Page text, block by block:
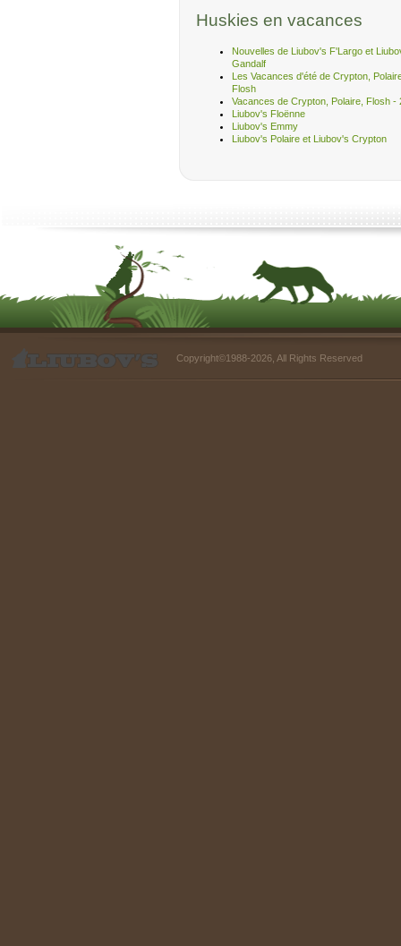
Huskies en vacances
Nouvelles de Liubov's F'Largo et
Gandalf
Les Vacances d'été de Crypton,
Flosh
Vacances de Crypton, Polaire, Flosh -
Liubov's Floënne
Liubov's Emmy
Liubov's Polaire et Liubov's Crypton
Copyright©1988-2026, All Rights Reserved